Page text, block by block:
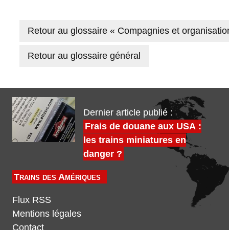
Retour au glossaire « Compagnies et
Retour au glossaire général
Dernier article publié :
Frais de douane aux USA :
les trains miniatures en
danger ?
Trains des Amériques
Flux RSS
Mentions légales
Contact